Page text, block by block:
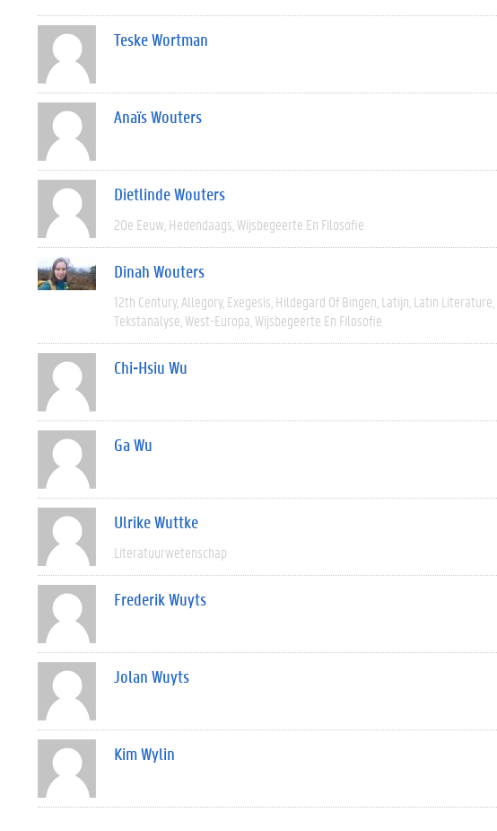
Teske Wortman
Anaïs Wouters
Dietlinde Wouters
20e Eeuw Hedendaags Wijsbegeerte En Filosofie
Dinah Wouters
12th Century Allegory Exegesis Hildegard Of Bingen Latijn Latin Literature
Tekstanalyse West-Europa Wijsbegeerte En Filosofie
Chi-Hsiu Wu
Ga Wu
Ulrike Wuttke
Literatuurwetenschap
Frederik Wuyts
Jolan Wuyts
Kim Wylin